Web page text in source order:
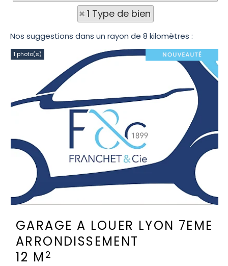
1 Type de bien
Nos suggestions dans un rayon de 8 kilomètres :
1 photo(s)
GARAGE A LOUER LYON 7EME
ARRONDISSEMENT
12 M 2